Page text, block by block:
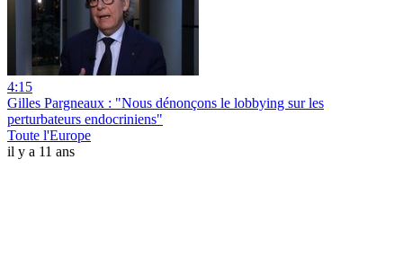
4:15
Gilles Pargneaux : "Nous dénonçons le lobbying sur les
perturbateurs endocriniens"
Toute l'Europe
il y a 11 ans